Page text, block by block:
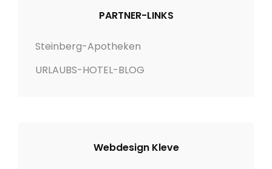
PARTNER-LINKS
Steinberg-Apotheken
URLAUBS-HOTEL-BLOG
Webdesign Kleve